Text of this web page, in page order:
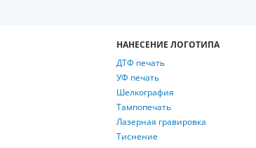
НАНЕСЕНИЕ ЛОГОТИПА
ДТФ печать
УФ печать
Шелкография
Тампопечать
Лазерная гравировка
Тиснение